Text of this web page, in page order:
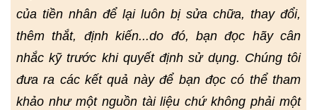
của tiền nhân để lại luôn bị sửa chữa, thay đổi,
thêm thắt, định kiến...do đó, bạn đọc hãy cân
nhắc kỹ trước khi quyết định sử dụng. Chúng tôi
đưa ra các kết quả này để bạn đọc có thể tham
khảo như một nguồn tài liệu chứ không phải một